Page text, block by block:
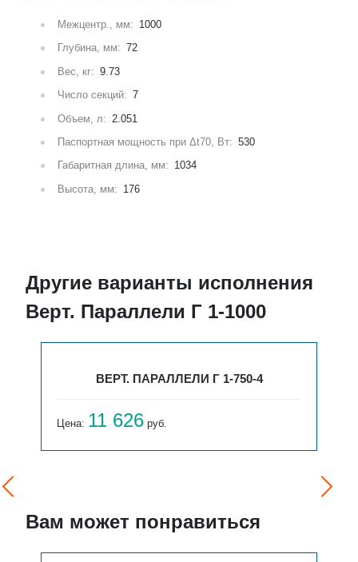
Межцентр., мм: 1000
Глубина, мм: 72
Вес, кг: 9.73
Число секций: 7
Объем, л: 2.051
Паспортная мощность при Δt70, Вт: 530
Габаритная длина, мм: 1034
Высота, мм: 176
Другие варианты исполнения
Верт. Параллели Г 1-1000
ВЕРТ. ПАРАЛЛЕЛИ Г 1-750-4
Цена: 11 626 руб.
Вам может понравиться